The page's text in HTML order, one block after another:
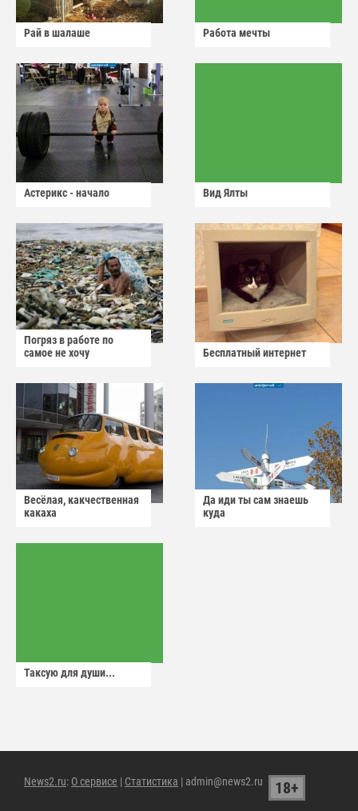
Рай в шалаше Работа мечты
Астерикс - начало Вид Ялты
Погряз в работе по
самое не хочу
Бесплатный интернет
Весёлая, какчественная
какаха
Да иди ты сам знаешь
куда
Таксую для души...
News2.ru: О сервисе | Статистика | admin@news2.ru 18+